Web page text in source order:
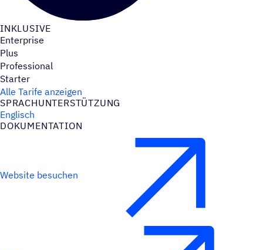
INKLU­SIVE
Enterprise
Plus
Professional
Starter
Alle Tarife anzeigen
SPRACH­UN­TER­STÜT­ZUNG
Englisch
DOKU­MEN­TA­TION
Website besuchen